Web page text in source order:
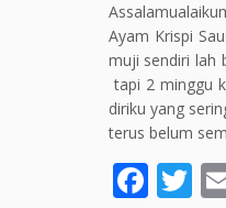
Ayam Krispi
muji sendiri lah
tapi 2 minggu
diriku yang
terus belum
F T